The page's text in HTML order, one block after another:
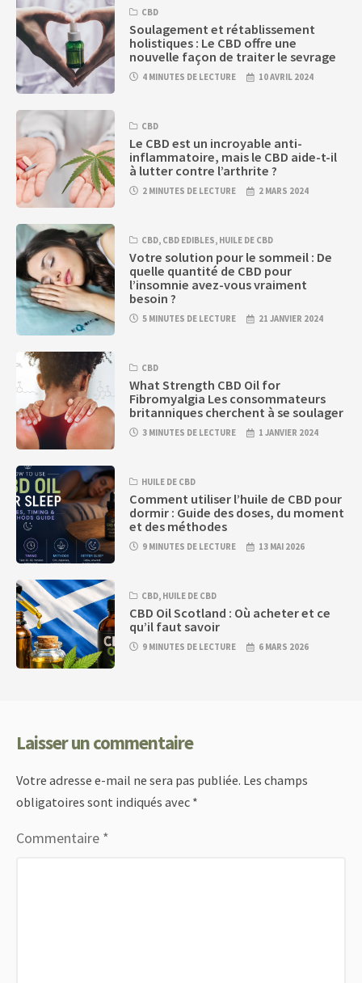
CBD
Soulagement et rétablissement
holistiques : Le CBD offre une
nouvelle façon de traiter le sevrage
4 MINUTES DE LECTURE 10 AVRIL 2024
CBD
Le CBD est un incroyable anti-
inflammatoire, mais le CBD aide-t-il
à lutter contre l’arthrite ?
2 MINUTES DE LECTURE 2 MARS 2024
CBD, CBD EDIBLES, HUILE DE CBD
Votre solution pour le sommeil : De
quelle quantité de CBD pour
l’insomnie avez-vous vraiment
besoin ?
5 MINUTES DE LECTURE 21 JANVIER 2024
CBD
What Strength CBD Oil for
Fibromyalgia Les consommateurs
britanniques cherchent à se soulager
3 MINUTES DE LECTURE 1 JANVIER 2024
HUILE DE CBD
Comment utiliser l’huile de CBD pour
dormir : Guide des doses, du moment
et des méthodes
9 MINUTES DE LECTURE 13 MAI 2026
CBD, HUILE DE CBD
CBD Oil Scotland : Où acheter et ce
qu’il faut savoir
9 MINUTES DE LECTURE 6 MARS 2026
Laisser un commentaire
Votre adresse e-mail ne sera pas publiée. Les champs
obligatoires sont indiqués avec *
Commentaire *